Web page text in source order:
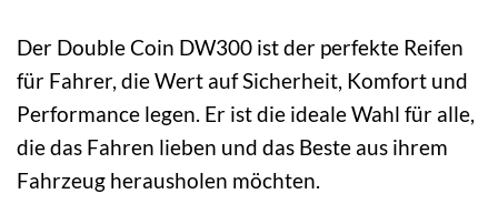
Der Double Coin DW300 ist der perfekte Reifen
für Fahrer, die Wert auf Sicherheit, Komfort und
Performance legen. Er ist die ideale Wahl für alle,
die das Fahren lieben und das Beste aus ihrem
Fahrzeug herausholen möchten.